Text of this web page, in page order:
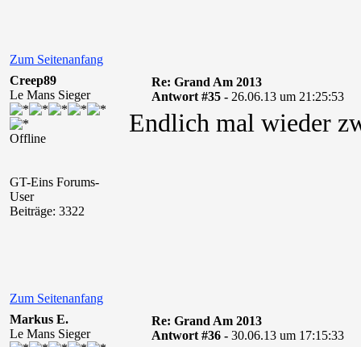
Zum Seitenanfang
Creep89
Le Mans Sieger
Offline
GT-Eins Forums-
User
Beiträge: 3322
Re: Grand Am 2013
Antwort #35 - 26.06.13 um 21:25:53
Endlich mal wieder
Zum Seitenanfang
Markus E.
Le Mans Sieger
Re: Grand Am 2013
Antwort #36 - 30.06.13 um 17:15:33